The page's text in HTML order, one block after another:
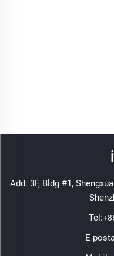
Add: 3F, Bldg #1,
Tel:
E-